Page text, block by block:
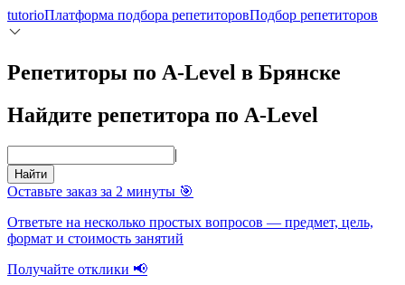
tutorioПлатформа подбора репетиторовПодбор репетиторов
Репетиторы по A-Level в Брянске
Найдите репетитора по A-Level
|
Найти
Оставьте заказ за 2 минуты 🎯
Ответьте на несколько простых вопросов — предмет, цель,
формат и стоимость занятий
Получайте отклики 📢